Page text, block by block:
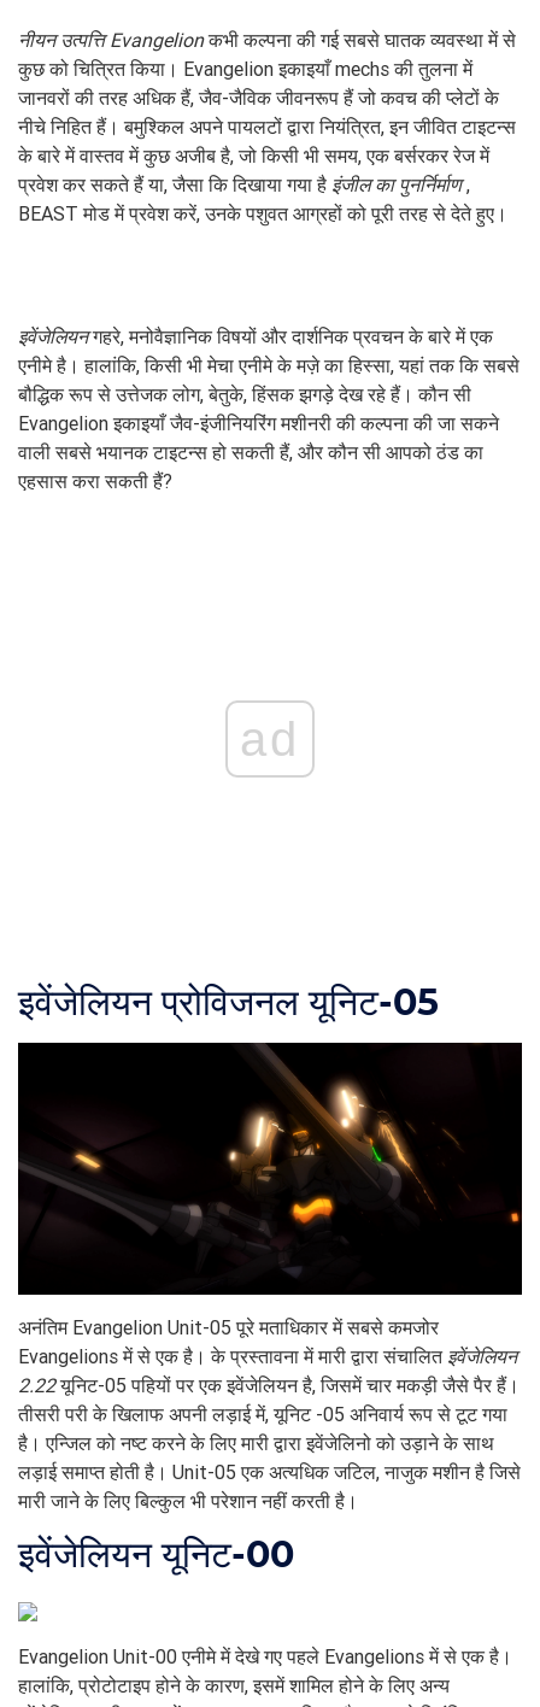
नीयन उत्पत्ति Evangelionकभी कल्पना की गई सबसे घातक व्यवस्था में से
कुछ को चित्रित किया। Evangelion इकाइयाँ mechs की तुलना में
जानवरों की तरह अधिक हैं, जैव-जैविक जीवनरूप हैं जो कवच की प्लेटों के
नीचे निहित हैं। बमुश्किल अपने पायलटों द्वारा नियंत्रित, इन जीवित टाइटन्स
के बारे में वास्तव में कुछ अजीब है, जो किसी भी समय, एक बर्सरकर रेज में
प्रवेश कर सकते हैं या, जैसा कि दिखाया गया है इंजील का पुनर्निर्माण,
BEAST मोड में प्रवेश करें, उनके पशुवत आग्रहों को पूरी तरह से देते हुए।
इवेंजेलियनगहरे, मनोवैज्ञानिक विषयों और दार्शनिक प्रवचन के बारे में एक
एनीमे है। हालांकि, किसी भी मेचा एनीमे के मज़े का हिस्सा, यहां तक ​​​​कि सबसे
बौद्धिक रूप से उत्तेजक लोग, बेतुके, हिंसक झगड़े देख रहे हैं। कौन सी
Evangelion इकाइयाँ जैव-इंजीनियरिंग मशीनरी की कल्पना की जा सकने
वाली सबसे भयानक टाइटन्स हो सकती हैं, और कौन सी आपको ठंड का
एहसास करा सकती हैं?
ad
इवेंजेलियन प्रोविजनल यूनिट-05
अनंतिम Evangelion Unit-05 पूरे मताधिकार में सबसे कमजोर
Evangelions में से एक है। के प्रस्तावना में मारी द्वारा संचालित इवेंजेलियन
2.22यूनिट-05 पहियों पर एक इवेंजेलियन है, जिसमें चार मकड़ी जैसे पैर हैं।
तीसरी परी के खिलाफ अपनी लड़ाई में, यूनिट -05 अनिवार्य रूप से टूट गया
है। एन्जिल को नष्ट करने के लिए मारी द्वारा इवेंजेलिनो को उड़ाने के साथ
लड़ाई समाप्त होती है। Unit-05 एक अत्यधिक जटिल, नाजुक मशीन है जिसे
मारी जाने के लिए बिल्कुल भी परेशान नहीं करती है।
इवेंजेलियन यूनिट-00
Evangelion Unit-00 एनीमे में देखे गए पहले Evangelions में से एक है।
हालांकि, प्रोटोटाइप होने के कारण, इसमें शामिल होने के लिए अन्य